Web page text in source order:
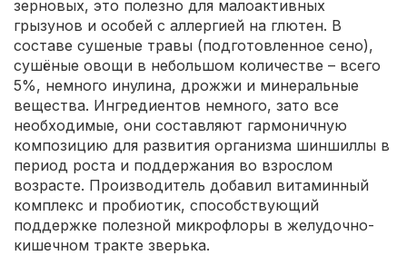
зерновых, это полезно для малоактивных
грызунов и особей с аллергией на глютен. В
составе сушеные травы (подготовленное сено),
сушёные овощи в небольшом количестве – всего
5%, немного инулина, дрожжи и минеральные
вещества. Ингредиентов немного, зато все
необходимые, они составляют гармоничную
композицию для развития организма шиншиллы в
период роста и поддержания во взрослом
возрасте. Производитель добавил витаминный
комплекс и пробиотик, способствующий
поддержке полезной микрофлоры в желудочно-
кишечном тракте зверька.